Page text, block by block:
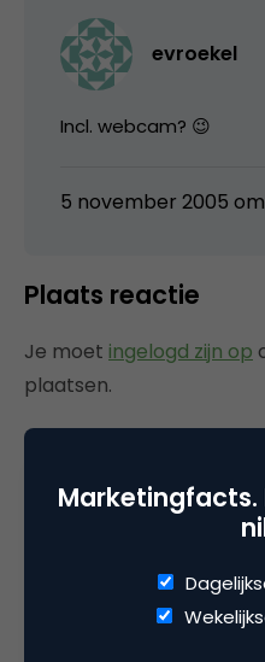
evroekel
Incl. webcam? 😉
5 november 2005
Plaats reactie
Je moet ingelogd zijn op
plaatsen.
Gerelateerde
Vita
Marketingfacts.